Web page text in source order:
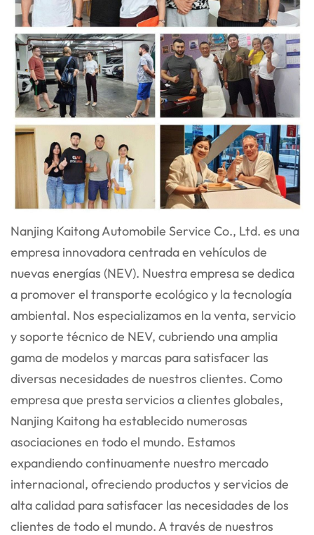
Nanjing Kaitong Automobile Service Co., Ltd. es una
empresa innovadora centrada en vehículos de
nuevas energías (NEV). Nuestra empresa se dedica
a promover el transporte ecológico y la tecnología
ambiental. Nos especializamos en la venta, servicio
y soporte técnico de NEV, cubriendo una amplia
gama de modelos y marcas para satisfacer las
diversas necesidades de nuestros clientes. Como
empresa que presta servicios a clientes globales,
Nanjing Kaitong ha establecido numerosas
asociaciones en todo el mundo. Estamos
expandiendo continuamente nuestro mercado
internacional, ofreciendo productos y servicios de
alta calidad para satisfacer las necesidades de los
clientes de todo el mundo. A través de nuestros